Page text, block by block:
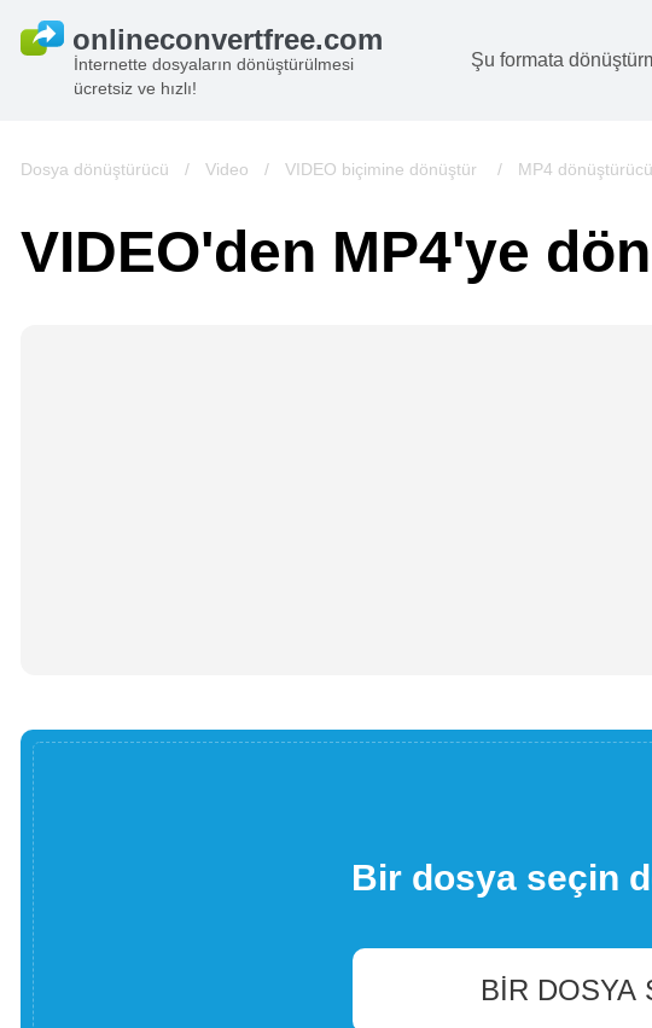
İnternette dosyaların dönüştürülmesi
ücretsiz ve hızlı!
Şu formata
Görüntüler
Books
Dosya dönüştürücü / Video / VIDEO biçimine dönüştür / MP4 dönüştürücü
VIDEO'den MP4'ye
Bir dosya seçin
BIR DOSYA